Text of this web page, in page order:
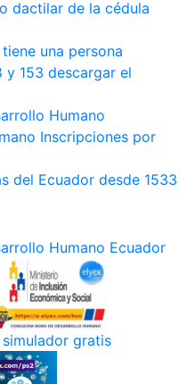
dactilar de la cédula
una persona
y 153 descargar el
Humano
Inscripciones por
del Ecuador desde 1533
Humano Ecuador
gratis